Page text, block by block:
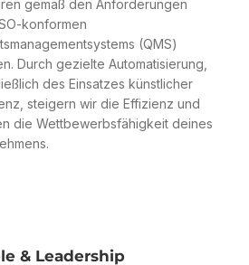
gemäß den Anforderungen
konformen
(QMS)
Durch gezielte Automatisierung,
des Einsatzes künstlicher
steigern wir die Effizienz und
die Wettbewerbsfähigkeit deines
& Leadership